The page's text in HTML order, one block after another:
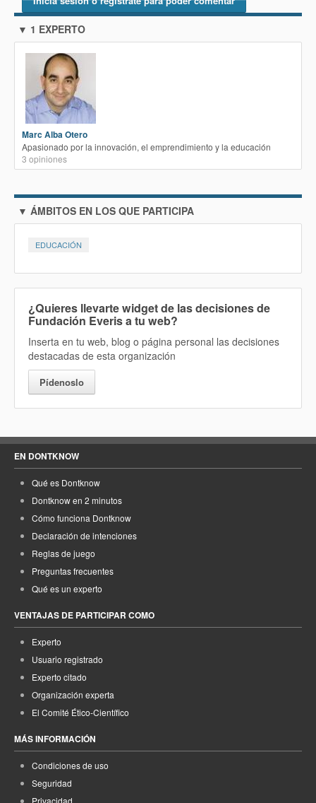
▼ 1 EXPERTO
Marc Alba Otero
Apasionado por la innovación, el emprendimiento y la educación
3 opiniones
▼ ÁMBITOS EN LOS QUE PARTICIPA
EDUCACIÓN
¿Quieres llevarte widget de las decisiones de
Fundación Everis a tu web?
Inserta en tu web, blog o página personal las decisiones
destacadas de esta organización
Pídenoslo
EN DONTKNOW
Qué es Dontknow
Dontknow en 2 minutos
Cómo funciona Dontknow
Declaración de intenciones
Reglas de juego
Preguntas frecuentes
Qué es un experto
VENTAJAS DE PARTICIPAR COMO
Experto
Usuario registrado
Experto citado
Organización experta
El Comité Ético-Científico
MÁS INFORMACIÓN
Condiciones de uso
Seguridad
Privacidad